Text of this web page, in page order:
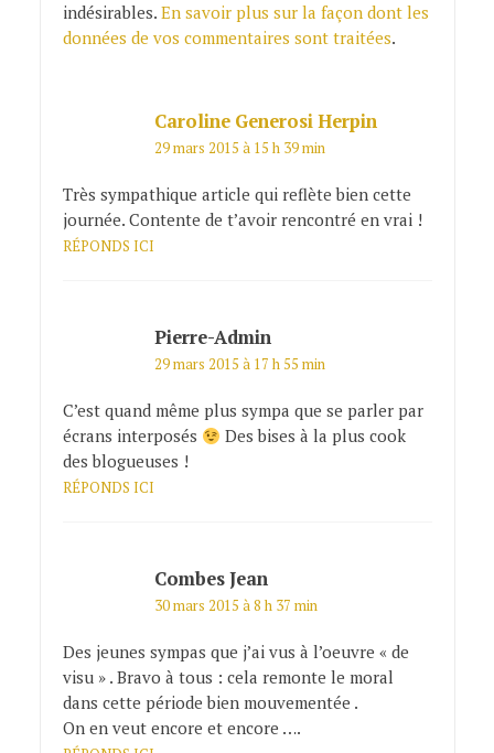
indésirables. En savoir plus sur la façon dont les
données de vos commentaires sont traitées.
Caroline Generosi Herpin
29 mars 2015 à 15 h 39 min
Très sympathique article qui reflète bien cette
journée. Contente de t’avoir rencontré en vrai !
RÉPONDS ICI
Pierre-Admin
29 mars 2015 à 17 h 55 min
C’est quand même plus sympa que se parler par
écrans interposés
Des bises à la plus cook
des blogueuses !
RÉPONDS ICI
Combes Jean
30 mars 2015 à 8 h 37 min
Des jeunes sympas que j’ai vus à l’oeuvre « de
visu » . Bravo à tous : cela remonte le moral
dans cette période bien mouvementée .
On en veut encore et encore ….